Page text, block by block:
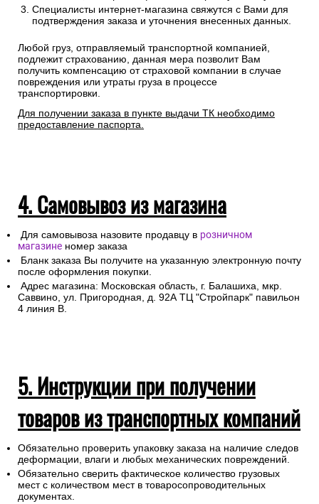
Специалисты интернет-магазина свяжутся с Вами для
подтверждения заказа и уточнения внесенных данных.
Любой груз, отправляемый транспортной компанией,
подлежит страхованию, данная мера позволит Вам
получить компенсацию от страховой компании в случае
повреждения или утраты груза в процессе
транспортировки.
Для получении заказа в пункте выдачи ТК необходимо
предоставление паспорта.
4. Самовывоз из магазина
Для самовывоза назовите продавцу в розничном
магазине номер заказа
Бланк заказа Вы получите на указанную электронную почту
после оформления покупки.
Адрес магазина: Московская область, г. Балашиха, мкр.
Саввино, ул. Пригородная, д. 92А ТЦ "Стройпарк" павильон
4 линия В.
5. Инструкции при получении
товаров из транспортных компаний
Обязательно проверить упаковку заказа на наличие следов
деформации, влаги и любых механических повреждений.
Обязательно сверить фактическое количество грузовых
мест с количеством мест в товаросопроводительных
документах.